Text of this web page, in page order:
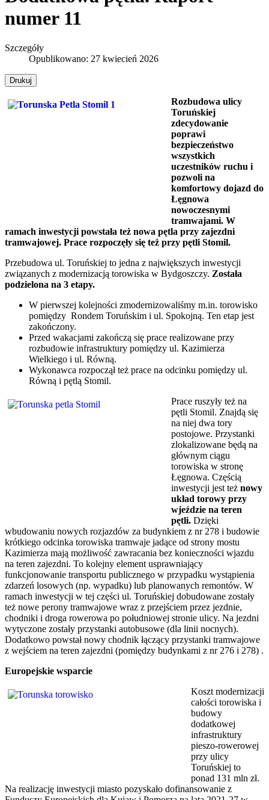
numer 11
Szczegóły
Opublikowano: 27 kwiecień 2026
Drukuj
Rozbudowa ulicy
Toruńskiej
zdecydowanie
poprawi
bezpieczeństwo
wszystkich
uczestników ruchu i
pozwoli na
komfortowy dojazd do
Łęgnowa
nowoczesnymi
tramwajami. W
ramach inwestycji powstała też nowa pętla przy zajezdni
tramwajowej. Prace rozpoczęły się też przy pętli Stomil.
Przebudowa ul. Toruńskiej to jedna z największych inwestycji
związanych z modernizacją torowiska w Bydgoszczy. Została
podzielona na 3 etapy.
W pierwszej kolejności zmodernizowaliśmy m.in. torowisko
pomiędzy Rondem Toruńskim i ul. Spokojną. Ten etap jest
zakończony.
Przed wakacjami zakończą się prace realizowane przy
rozbudowie infrastruktury pomiędzy ul. Kazimierza
Wielkiego i ul. Równą.
Wykonawca rozpoczął też prace na odcinku pomiędzy ul.
Równą i pętlą Stomil.
Prace ruszyły też na
pętli Stomil. Znajdą się
na niej dwa tory
postojowe. Przystanki
zlokalizowane będą na
głównym ciągu
torowiska w stronę
Łęgnowa. Częścią
inwestycji jest też nowy
układ torowy przy
wjeździe na teren
pętli. Dzięki
wbudowaniu nowych rozjazdów za budynkiem z nr 278 i budowie
krótkiego odcinka torowiska tramwaje jadące od strony mostu
Kazimierza mają możliwość zawracania bez konieczności wjazdu
na teren zajezdni. To kolejny element usprawniający
funkcjonowanie transportu publicznego w przypadku wystąpienia
zdarzeń losowych (np. wypadku) lub planowanych remontów. W
ramach inwestycji w tej części ul. Toruńskiej dobudowane zostały
też nowe perony tramwajowe wraz z przejściem przez jezdnie,
chodniki i droga rowerowa po południowej stronie ulicy. Na jezdni
wytyczone zostały przystanki autobusowe (dla linii nocnych).
Dodatkowo powstał nowy chodnik łączący przystanki tramwajowe
z wejściem na teren zajezdni (pomiędzy budynkami z nr 276 i 278) .
Europejskie wsparcie
Koszt modernizacji
całości torowiska i
budowy
dodatkowej
infrastruktury
pieszo-rowerowej
przy ulicy
Toruńskiej to
ponad 131 mln zł.
Na realizację inwestycji miasto pozyskało dofinansowanie z